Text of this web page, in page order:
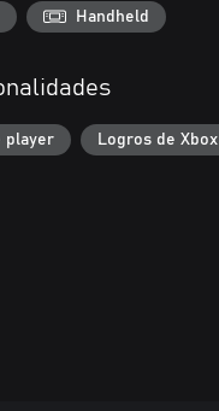
Handheld
player Logros de Xbox